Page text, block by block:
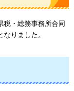
税・総務事務所合同
なりました。